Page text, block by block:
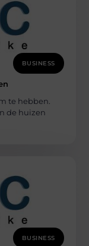
BUSINESS
te hebben.
de huizen
BUSINESS